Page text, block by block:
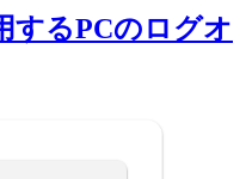
するPCのログオ